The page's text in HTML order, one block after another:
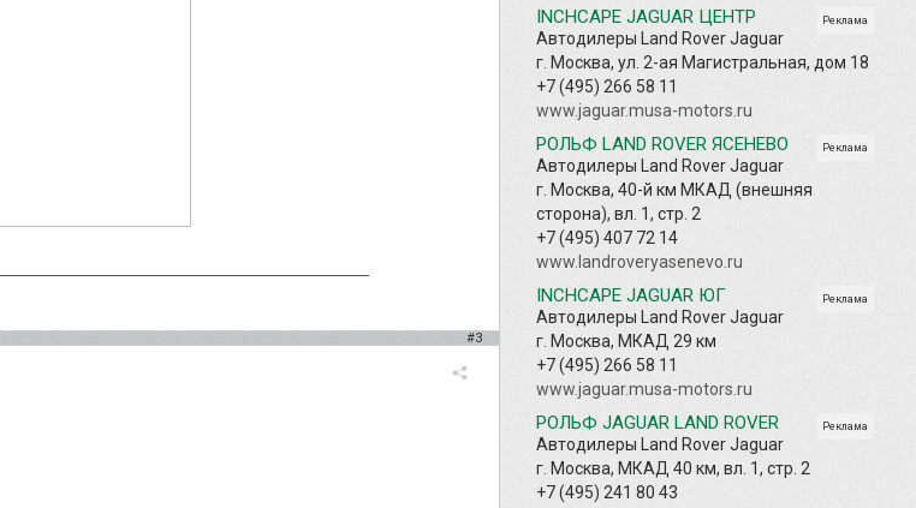
#3
Реклама
INCHCAPE JAGUAR ЦЕНТР
Автодилеры Land Rover Jaguar
г. Москва, ул. 2-ая Магистральная, дом 18
+7 (495) 266 58 11
www.jaguar.musa-motors.ru
Реклама
РОЛЬФ LAND ROVER ЯСЕНЕВО
Автодилеры Land Rover Jaguar
г. Москва, 40-й км МКАД (внешняя
сторона), вл. 1, стр. 2
+7 (495) 407 72 14
www.landroveryasenevo.ru
Реклама
INCHCAPE JAGUAR ЮГ
Автодилеры Land Rover Jaguar
г. Москва, МКАД 29 км
+7 (495) 266 58 11
www.jaguar.musa-motors.ru
Реклама
РОЛЬФ JAGUAR LAND ROVER
Автодилеры Land Rover Jaguar
г. Москва, МКАД 40 км, вл. 1, стр. 2
+7 (495) 241 80 43